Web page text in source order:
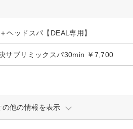
ヘッドスパ【DEAL専用】
サブリミックスパ30min ￥7,700
の他の情報を表示